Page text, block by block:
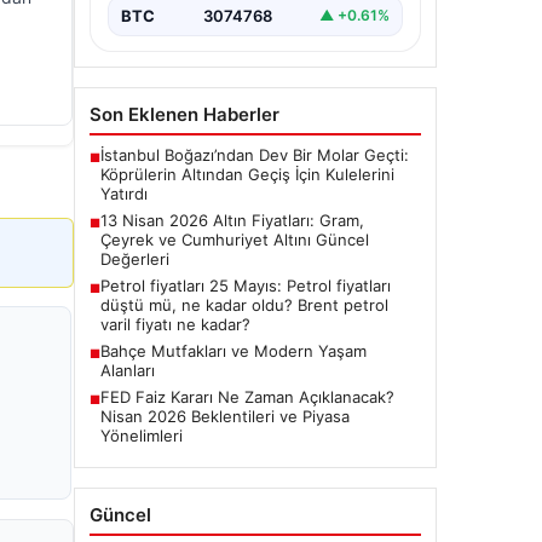
BTC 3074768 ▲ +0.61%
Son Eklenen Haberler
■İstanbul Boğazı’ndan Dev Bir Molar Geçti:
Köprülerin Altından Geçiş İçin Kulelerini
Yatırdı
■13 Nisan 2026 Altın Fiyatları: Gram,
Çeyrek ve Cumhuriyet Altını Güncel
Değerleri
■Petrol fiyatları 25 Mayıs: Petrol fiyatları
düştü mü, ne kadar oldu? Brent petrol
varil fiyatı ne kadar?
■Bahçe Mutfakları ve Modern Yaşam
Alanları
■FED Faiz Kararı Ne Zaman Açıklanacak?
Nisan 2026 Beklentileri ve Piyasa
Yönelimleri
Güncel